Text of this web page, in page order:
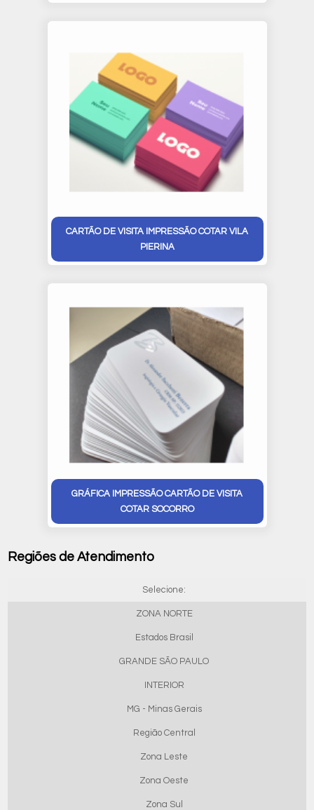
CARTÃO DE VISITA IMPRESSÃO COTAR VILA
PIERINA
GRÁFICA IMPRESSÃO CARTÃO DE VISITA
COTAR SOCORRO
Regiões de Atendimento
Selecione:
ZONA NORTE
Estados Brasil
GRANDE SÃO PAULO
INTERIOR
MG - Minas Gerais
Região Central
Zona Leste
Zona Oeste
Zona Sul